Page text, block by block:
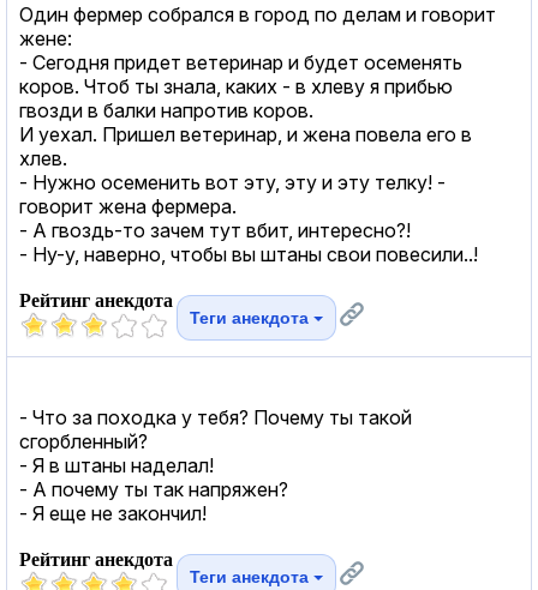
Один фермер собрался в город по делам и говорит
жене:
- Сегодня придет ветеринар и будет осеменять
коров. Чтоб ты знала, каких - в хлеву я прибью
гвозди в балки напротив коров.
И уехал. Пришел ветеринар, и жена повела его в
хлев.
- Нужно осеменить вот эту, эту и эту телку! -
говорит жена фермера.
- А гвоздь-то зачем тут вбит, интересно?!
- Ну-у, наверно, чтобы вы штаны свои повесили..!
Рейтинг анекдота
Теги анекдота
- Что за походка у тебя? Почему ты такой
сгорбленный?
- Я в штаны наделал!
- А почему ты так напряжен?
- Я еще не закончил!
Рейтинг анекдота
Теги анекдота